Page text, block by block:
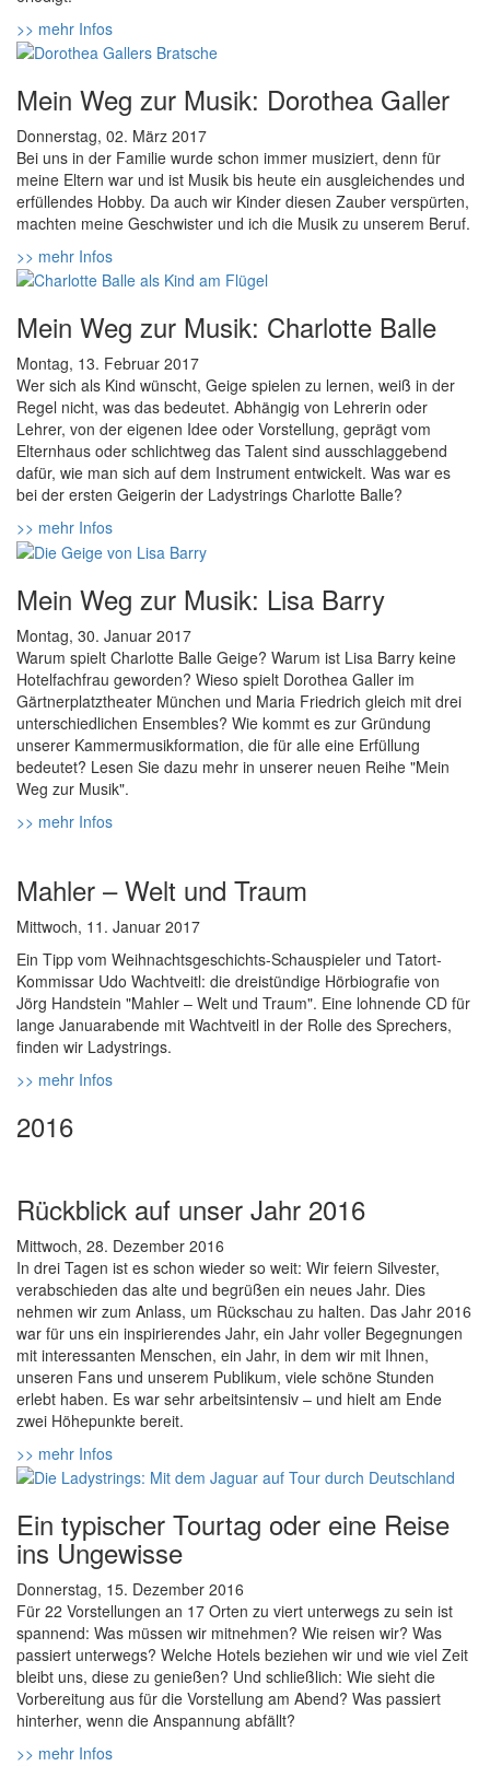
>> mehr Infos
Mein Weg zur Musik: Dorothea Galler
Donnerstag, 02. März 2017
Bei uns in der Familie wurde schon immer musiziert, denn für
meine Eltern war und ist Musik bis heute ein ausgleichendes und
erfüllendes Hobby. Da auch wir Kinder diesen Zauber verspürten,
machten meine Geschwister und ich die Musik zu unserem Beruf.
>> mehr Infos
Mein Weg zur Musik: Charlotte Balle
Montag, 13. Februar 2017
Wer sich als Kind wünscht, Geige spielen zu lernen, weiß in der
Regel nicht, was das bedeutet. Abhängig von Lehrerin oder
Lehrer, von der eigenen Idee oder Vorstellung, geprägt vom
Elternhaus oder schlichtweg das Talent sind ausschlaggebend
dafür, wie man sich auf dem Instrument entwickelt. Was war es
bei der ersten Geigerin der Ladystrings Charlotte Balle?
>> mehr Infos
Mein Weg zur Musik: Lisa Barry
Montag, 30. Januar 2017
Warum spielt Charlotte Balle Geige? Warum ist Lisa Barry keine
Hotelfachfrau geworden? Wieso spielt Dorothea Galler im
Gärtnerplatztheater München und Maria Friedrich gleich mit drei
unterschiedlichen Ensembles? Wie kommt es zur Gründung
unserer Kammermusikformation, die für alle eine Erfüllung
bedeutet? Lesen Sie dazu mehr in unserer neuen Reihe "Mein
Weg zur Musik".
>> mehr Infos
Mahler – Welt und Traum
Mittwoch, 11. Januar 2017
Ein Tipp vom Weihnachtsgeschichts-Schauspieler und Tatort-
Kommissar Udo Wachtveitl: die dreistündige Hörbiografie von
Jörg Handstein "Mahler – Welt und Traum". Eine lohnende CD für
lange Januarabende mit Wachtveitl in der Rolle des Sprechers,
finden wir Ladystrings.
>> mehr Infos
2016
Rückblick auf unser Jahr 2016
Mittwoch, 28. Dezember 2016
In drei Tagen ist es schon wieder so weit: Wir feiern Silvester,
verabschieden das alte und begrüßen ein neues Jahr. Dies
nehmen wir zum Anlass, um Rückschau zu halten. Das Jahr 2016
war für uns ein inspirierendes Jahr, ein Jahr voller Begegnungen
mit interessanten Menschen, ein Jahr, in dem wir mit Ihnen,
unseren Fans und unserem Publikum, viele schöne Stunden
erlebt haben. Es war sehr arbeitsintensiv – und hielt am Ende
zwei Höhepunkte bereit.
>> mehr Infos
Ein typischer Tourtag oder eine Reise
ins Ungewisse
Donnerstag, 15. Dezember 2016
Für 22 Vorstellungen an 17 Orten zu viert unterwegs zu sein ist
spannend: Was müssen wir mitnehmen? Wie reisen wir? Was
passiert unterwegs? Welche Hotels beziehen wir und wie viel Zeit
bleibt uns, diese zu genießen? Und schließlich: Wie sieht die
Vorbereitung aus für die Vorstellung am Abend? Was passiert
hinterher, wenn die Anspannung abfällt?
>> mehr Infos